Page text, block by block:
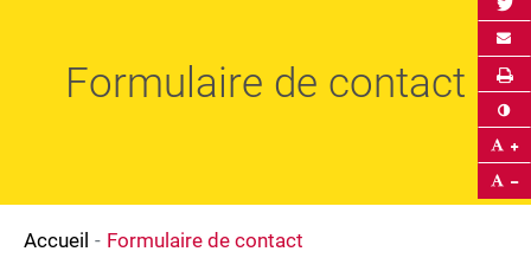
Formulaire de contact
Accueil Formulaire de contact